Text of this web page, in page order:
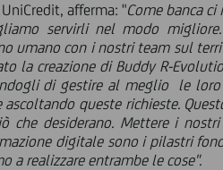
afferma: "Come banca
servirli nel modo
umano con i nostri team sul
la creazione di Buddy R-
di gestire al meglio le loro
queste richieste.
desiderano. Mettere i
digitale sono i pilastri
a realizzare entrambe le cose".